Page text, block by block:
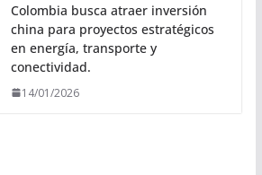
Colombia busca atraer inversión
china para proyectos estratégicos
en energía, transporte y
conectividad.
14/01/2026